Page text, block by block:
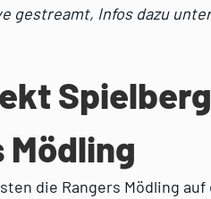
gestreamt, Infos dazu
Mödling
die Rangers Mödling